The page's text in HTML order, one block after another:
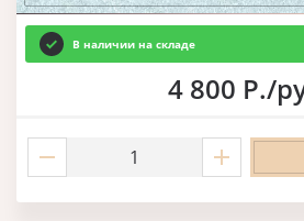
В наличии на складе
4 800 Р./